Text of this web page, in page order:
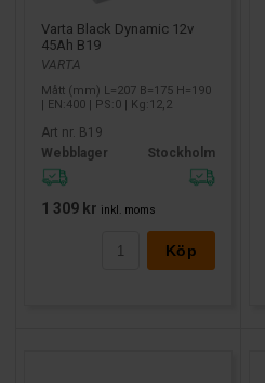
Varta Black Dynamic 12v
45Ah B19
VARTA
Mått (mm) L=207 B=175 H=190
| EN:400 | PS:0 | Kg:12,2
Art nr. B19
Webblager
Stockholm
1 309 kr inkl. moms
Köp